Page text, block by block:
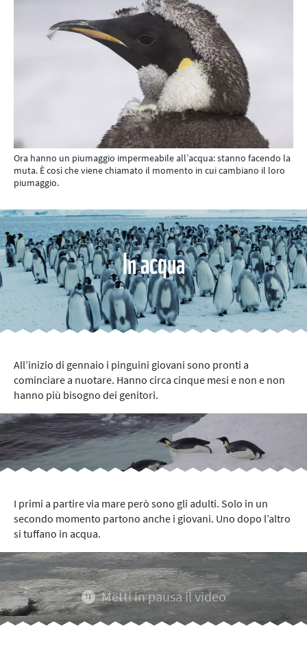
Ora hanno un piumaggio impermeabile all’acqua: stanno facendo la
muta. È così che viene chiamato il momento in cui cambiano il loro
piumaggio.
In acqua
All’inizio di gennaio i pinguini giovani sono pronti a
cominciare a nuotare. Hanno circa cinque mesi e non e non
hanno più bisogno dei genitori.
I primi a partire via mare però sono gli adulti. Solo in un
secondo momento partono anche i giovani. Uno dopo l’altro
si tuffano in acqua.
Metti in pausa il video